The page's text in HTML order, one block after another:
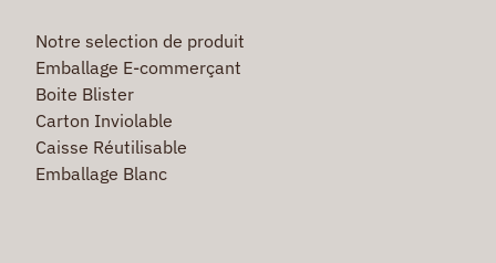
Notre selection de produit
Emballage E-commerçant
Boite Blister
Carton Inviolable
Caisse Réutilisable
Emballage Blanc